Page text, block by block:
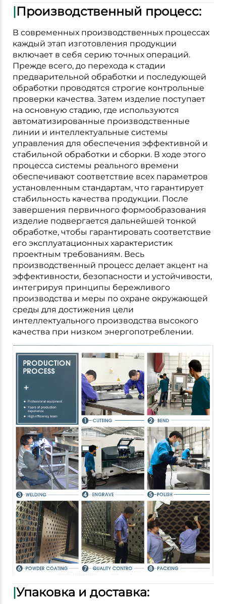
|Производственный процесс:
В современных производственных процессах
каждый этап изготовления продукции
включает в себя серию точных операций.
Прежде всего, до перехода к стадии
предварительной обработки и последующей
обработки проводятся строгие контрольные
проверки качества. Затем изделие поступает
на основную стадию, где используются
автоматизированные производственные
линии и интеллектуальные системы
управления для обеспечения эффективной и
стабильной обработки и сборки. В ходе этого
процесса системы реального времени
обеспечивают соответствие всех параметров
установленным стандартам, что гарантирует
стабильность качества продукции. После
завершения первичного формообразования
изделие подвергается дальнейшей тонкой
обработке, чтобы гарантировать соответствие
его эксплуатационных характеристик
проектным требованиям. Весь
производственный процесс делает акцент на
эффективности, безопасности и устойчивости,
интегрируя принципы бережливого
производства и меры по охране окружающей
среды для достижения цели
интеллектуального производства высокого
качества при низком энергопотреблении.
|Упаковка и доставка: